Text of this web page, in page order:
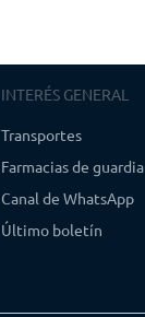
INTERÉS GENERAL
Transportes
Farmacias de guardia
Canal de WhatsApp
Último boletín